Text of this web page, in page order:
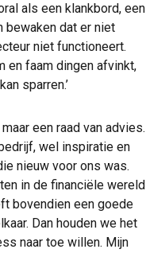
als een klankbord, een
bewaken dat er niet
niet functioneert.
en faam dingen afvinkt,
sparren.’
een raad van advies.
wel inspiratie en
nieuw voor ons was.
in de financiële wereld
bovendien een goede
Dan houden we het
naar toe willen. Mijn